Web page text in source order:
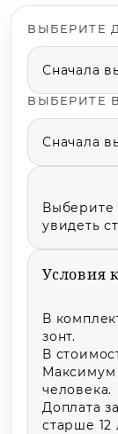
ВЫБЕРИТЕ
Сначала
ВЫБЕРИТЕ
Сначала
Выберите
Условия
В
зонт.
В
человека.
Доплата
старше